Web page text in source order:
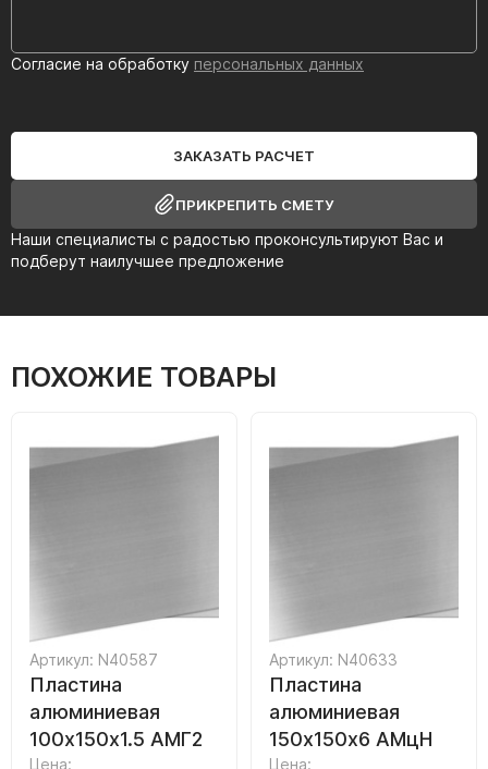
Наши специалисты с радостью проконсультируют Вас и
подберут наилучшее предложение
Согласие на обработку персональных данных
ЗАКАЗАТЬ РАСЧЕТ
ПРИКРЕПИТЬ СМЕТУ
ПОХОЖИЕ ТОВАРЫ
Артикул: N40587
Пластина
алюминиевая
100х150х1.5 АМГ2
Цена:
Артикул: N40633
Пластина
алюминиевая
150х150х6 АМцН
Цена: